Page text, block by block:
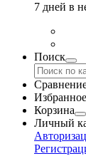
7 дней в
Поиск
Избранное
Корзина
Личный